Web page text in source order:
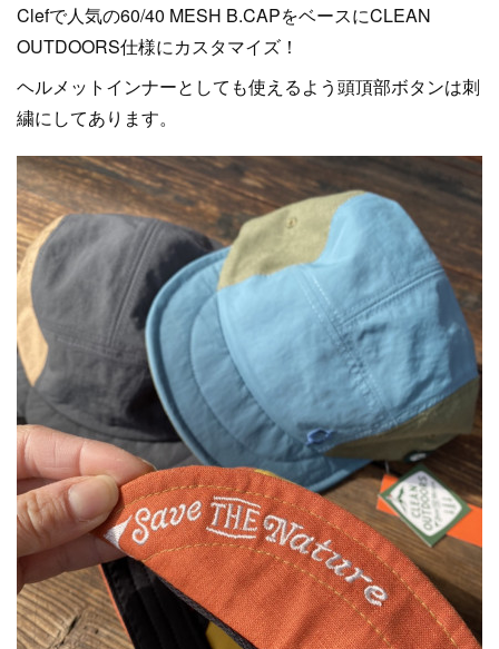
Clefで人気の60/40 MESH B.CAPをベースにCLEAN
OUTDOORS仕様にカスタマイズ！
ヘルメットインナーとしても使えるよう頭頂部ボタンは刺
繍にしてあります。